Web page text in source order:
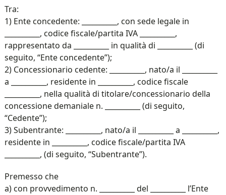
Tra:
1) Ente concedente: __________, con sede legale in
__________, codice fiscale/partita IVA __________,
rappresentato da __________ in qualità di __________ (di
seguito, “Ente concedente”);
2) Concessionario cedente: __________, nato/a il __________
a __________, residente in __________, codice fiscale
__________, nella qualità di titolare/concessionario della
concessione demaniale n. __________ (di seguito,
“Cedente”);
3) Subentrante: __________, nato/a il __________ a __________,
residente in __________, codice fiscale/partita IVA
__________, (di seguito, “Subentrante”).
Premesso che
a) con provvedimento n. __________ del __________ l’Ente